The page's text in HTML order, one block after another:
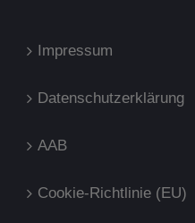
Impressum
Datenschutzerklärung
AAB
Cookie-Richtlinie (EU)